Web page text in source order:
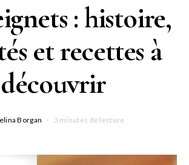
: histoire,
et recettes à
découvrir
Borgan 3 minutes de lecture